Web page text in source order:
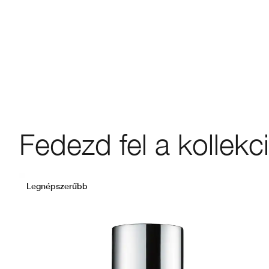
Fedezd fel a
Legnépszerűbb